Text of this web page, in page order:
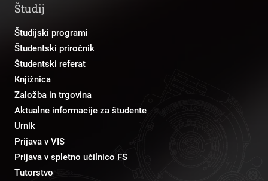
Študij
Študijski programi
Študentski priročnik
Študentski referat
Knjižnica
Založba in trgovina
Aktualne informacije za študente
Urnik
Prijava v VIS
Prijava v spletno učilnico FS
Tutorstvo